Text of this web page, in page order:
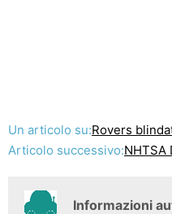
Un articolo su:Rovers
Articolo successivo:NHTSA
Informazioni